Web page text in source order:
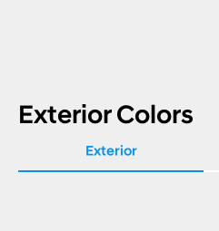
Exterior Colors
Exterior